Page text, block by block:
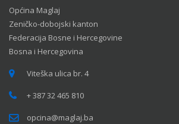
Općina Maglaj
Zeničko-dobojski kanton
Federacija Bosne i Hercegovine
Bosna i Hercegovina
Viteška ulica br. 4
+ 387 32 465 810
opcina@maglaj.ba